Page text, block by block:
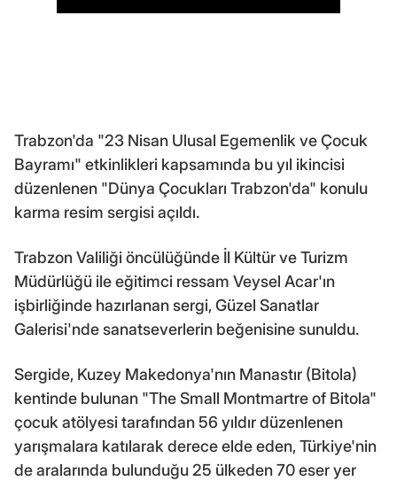
Trabzon'da "23 Nisan Ulusal Egemenlik ve Çocuk
Bayramı" etkinlikleri kapsamında bu yıl ikincisi
düzenlenen "Dünya Çocukları Trabzon'da" konulu
karma resim sergisi açıldı.
Trabzon Valiliği öncülüğünde İl Kültür ve Turizm
Müdürlüğü ile eğitimci ressam Veysel Acar'ın
işbirliğinde hazırlanan sergi, Güzel Sanatlar
Galerisi'nde sanatseverlerin beğenisine sunuldu.
Sergide, Kuzey Makedonya'nın Manastır (Bitola)
kentinde bulunan "The Small Montmartre of Bitola"
çocuk atölyesi tarafından 56 yıldır düzenlenen
yarışmalara katılarak derece elde eden, Türkiye'nin
de aralarında bulunduğu 25 ülkeden 70 eser yer